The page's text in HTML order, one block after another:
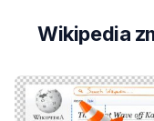
Wikipedia